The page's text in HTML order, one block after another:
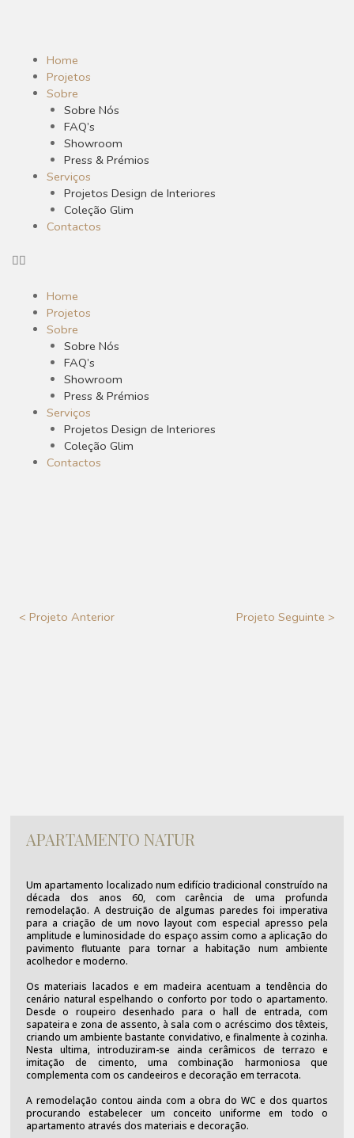
Home
Projetos
Sobre
Sobre Nós
FAQ’s
Showroom
Press & Prémios
Serviços
Projetos Design de Interiores
Coleção Glim
Contactos
Menu
Home
Projetos
Sobre
Sobre Nós
FAQ’s
Showroom
Press & Prémios
Serviços
Projetos Design de Interiores
Coleção Glim
Contactos
< Projeto Anterior Projeto Seguinte >
APARTAMENTO NATUR
Um apartamento localizado num edifício tradicional construído na
década dos anos 60, com carência de uma profunda
remodelação. A destruição de algumas paredes foi imperativa
para a criação de um novo layout com especial apresso pela
amplitude e luminosidade do espaço assim como a aplicação do
pavimento flutuante para tornar a habitação num ambiente
acolhedor e moderno.
Os materiais lacados e em madeira acentuam a tendência do
cenário natural espelhando o conforto por todo o apartamento.
Desde o roupeiro desenhado para o hall de entrada, com
sapateira e zona de assento, à sala com o acréscimo dos têxteis,
criando um ambiente bastante convidativo, e finalmente à cozinha.
Nesta ultima, introduziram-se ainda cerâmicos de terrazo e
imitação de cimento, uma combinação harmoniosa que
complementa com os candeeiros e decoração em terracota.
A remodelação contou ainda com a obra do WC e dos quartos
procurando estabelecer um conceito uniforme em todo o
apartamento através dos materiais e decoração.